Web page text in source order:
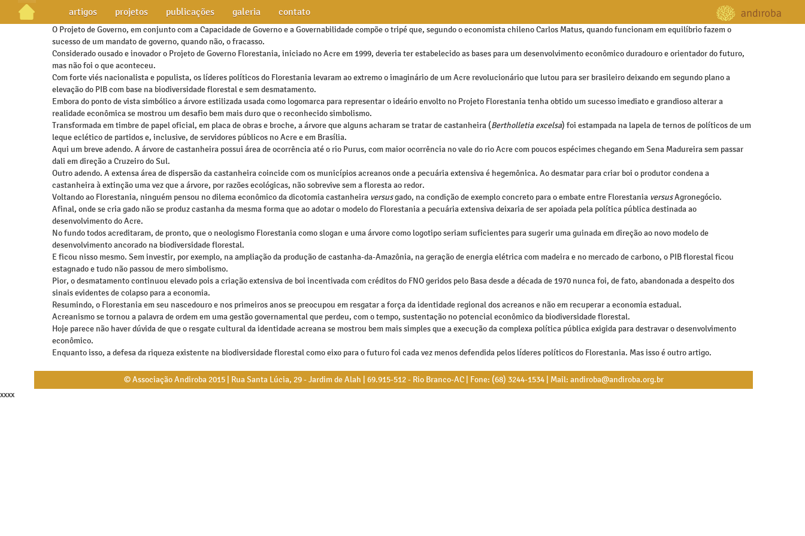
artigos projetos publicações galeria contato
O Projeto de Governo, em conjunto com a Capacidade de Governo e a Governabilidade compõe o tripé que, segundo o economista chileno Carlos Matus, quando funcionam em equilíbrio fazem o
sucesso de um mandato de governo, quando não, o fracasso.
Considerado ousado e inovador o Projeto de Governo Florestania, iniciado no Acre em 1999, deveria ter estabelecido as bases para um desenvolvimento econômico duradouro e orientador do futuro,
mas não foi o que aconteceu.
Com forte viés nacionalista e populista, os líderes políticos do Florestania levaram ao extremo o imaginário de um Acre revolucionário que lutou para ser brasileiro deixando em segundo plano a
elevação do PIB com base na biodiversidade florestal e sem desmatamento.
Embora do ponto de vista simbólico a árvore estilizada usada como logomarca para representar o ideário envolto no Projeto Florestania tenha obtido um sucesso imediato e grandioso alterar a
realidade econômica se mostrou um desafio bem mais duro que o reconhecido simbolismo.
Transformada em timbre de papel oficial, em placa de obras e broche, a árvore que alguns acharam se tratar de castanheira (Bertholletia excelsa) foi estampada na lapela de ternos de políticos de um
leque eclético de partidos e, inclusive, de servidores públicos no Acre e em Brasília.
Aqui um breve adendo. A árvore de castanheira possui área de ocorrência até o rio Purus, com maior ocorrência no vale do rio Acre com poucos espécimes chegando em Sena Madureira sem passar
dali em direção a Cruzeiro do Sul.
Outro adendo. A extensa área de dispersão da castanheira coincide com os municípios acreanos onde a pecuária extensiva é hegemônica. Ao desmatar para criar boi o produtor condena a
castanheira à extinção uma vez que a árvore, por razões ecológicas, não sobrevive sem a floresta ao redor.
Voltando ao Florestania, ninguém pensou no dilema econômico da dicotomia castanheira versusgado, na condição de exemplo concreto para o embate entre Florestania versusAgronegócio.
Afinal, onde se cria gado não se produz castanha da mesma forma que ao adotar o modelo do Florestania a pecuária extensiva deixaria de ser apoiada pela política pública destinada ao
desenvolvimento do Acre.
No fundo todos acreditaram, de pronto, que o neologismo Florestania como slogan e uma árvore como logotipo seriam suficientes para sugerir uma guinada em direção ao novo modelo de
desenvolvimento ancorado na biodiversidade florestal.
E ficou nisso mesmo. Sem investir, por exemplo, na ampliação da produção de castanha-da-Amazônia, na geração de energia elétrica com madeira e no mercado de carbono, o PIB florestal ficou
estagnado e tudo não passou de mero simbolismo.
Pior, o desmatamento continuou elevado pois a criação extensiva de boi incentivada com créditos do FNO geridos pelo Basa desde a década de 1970 nunca foi, de fato, abandonada a despeito dos
sinais evidentes de colapso para a economia.
Resumindo, o Florestania em seu nascedouro e nos primeiros anos se preocupou em resgatar a força da identidade regional dos acreanos e não em recuperar a economia estadual.
Acreanismo se tornou a palavra de ordem em uma gestão governamental que perdeu, com o tempo, sustentação no potencial econômico da biodiversidade florestal.
Hoje parece não haver dúvida de que o resgate cultural da identidade acreana se mostrou bem mais simples que a execução da complexa política pública exigida para destravar o desenvolvimento
econômico.
Enquanto isso, a defesa da riqueza existente na biodiversidade florestal como eixo para o futuro foi cada vez menos defendida pelos líderes políticos do Florestania. Mas isso é outro artigo.
© Associação Andiroba 2015 | Rua Santa Lúcia, 29 - Jardim de Alah | 69.915-512 - Rio Branco-AC | Fone: (68) 3244-1534 | Mail: andiroba@andiroba.org.br
xxxx